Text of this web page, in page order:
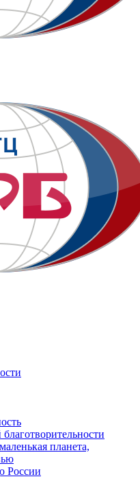
благотворительности
планета,
России